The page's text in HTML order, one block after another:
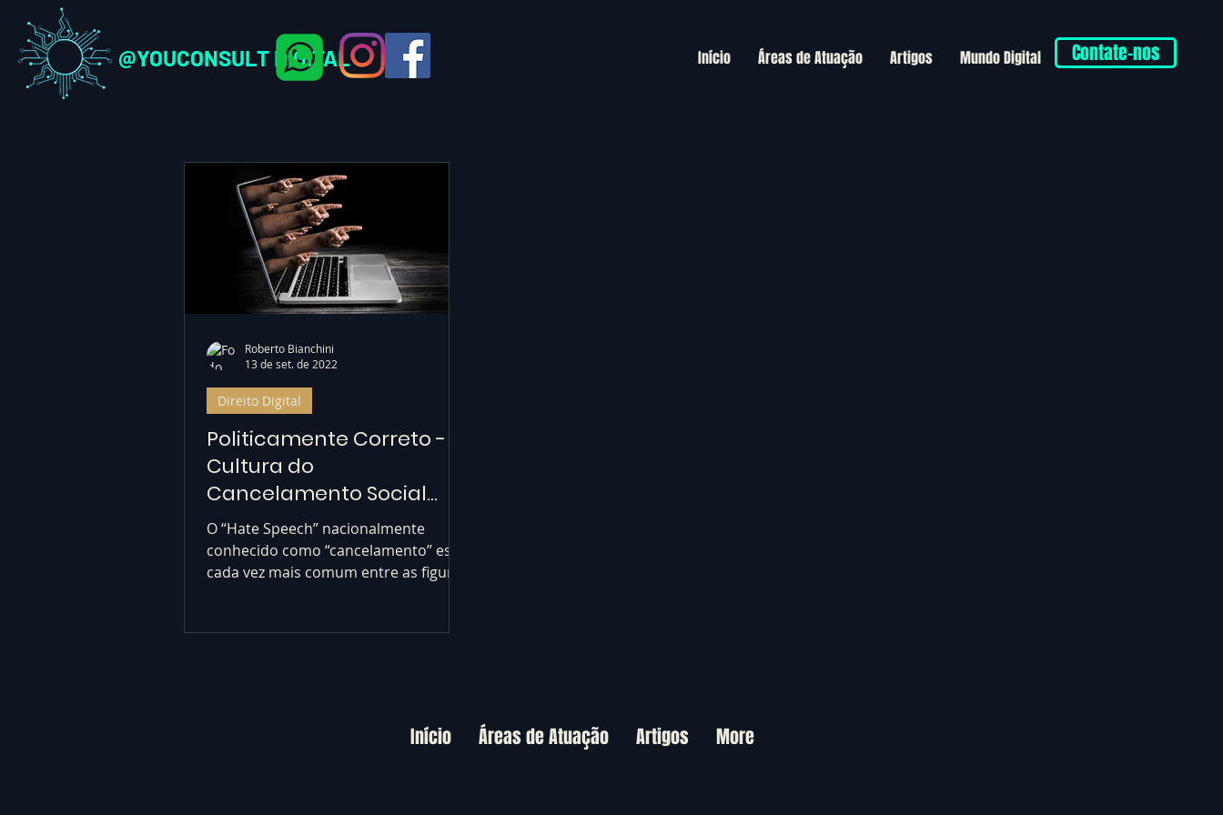
@YOUCONSULT DIGITAL Início Áreas de Atuação Artigos Mundo Digital Contate-nos
Politicamente Correto - A
Cultura do
Cancelamento Social
(Hate Speech)
O “Hate Speech” nacionalmente
conhecido como “cancelamento” está
cada vez mais comum entre as figuras
Direito Digital
Roberto Bianchini
13 de set. de 2022
Início Áreas de Atuação Artigos More